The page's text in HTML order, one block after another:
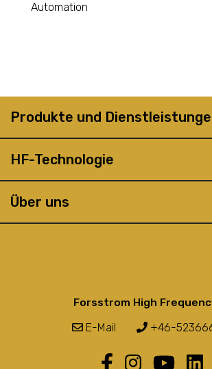
Automation
Produkte und
HF-Technologie
Über uns
Forsstrom High
E-Mail +46-